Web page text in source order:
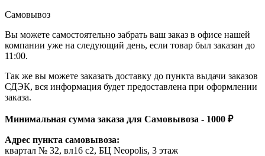
Самовывоз
Вы можете самостоятельно забрать ваш заказ в офисе нашей
компании уже на следующий день, если товар был заказан до
11:00.
Так же вы можете заказать доставку до пункта выдачи заказов
СДЭК, вся информация будет предоставлена при оформлении
заказа.
Минимальная сумма заказа для Самовывоза - 1000 ₽
Адрес пункта самовывоза:
квартал № 32, вл16 с2, БЦ Neopolis, 3 этаж